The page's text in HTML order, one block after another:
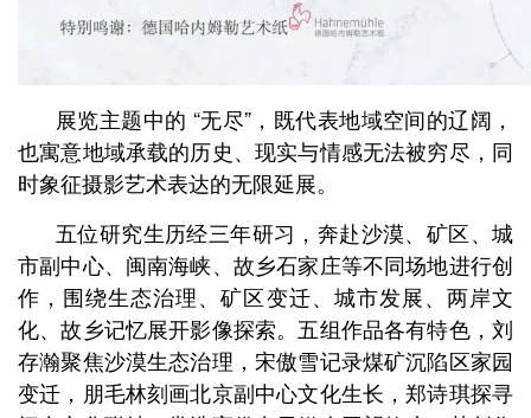
展览主题中的 “无尽”，既代表地域空间的辽阔，
也寓意地域承载的历史、现实与情感无法被穷尽，同
时象征摄影艺术表达的无限延展。
五位研究生历经三年研习，奔赴沙漠、矿区、城
市副中心、闽南海峡、故乡石家庄等不同场地进行创
作，围绕生态治理、矿区变迁、城市发展、两岸文
化、故乡记忆展开影像探索。五组作品各有特色，刘
存瀚聚焦沙漠生态治理，宋傲雪记录煤矿沉陷区家园
变迁，朋毛林刻画北京副中心文化生长，郑诗琪探寻